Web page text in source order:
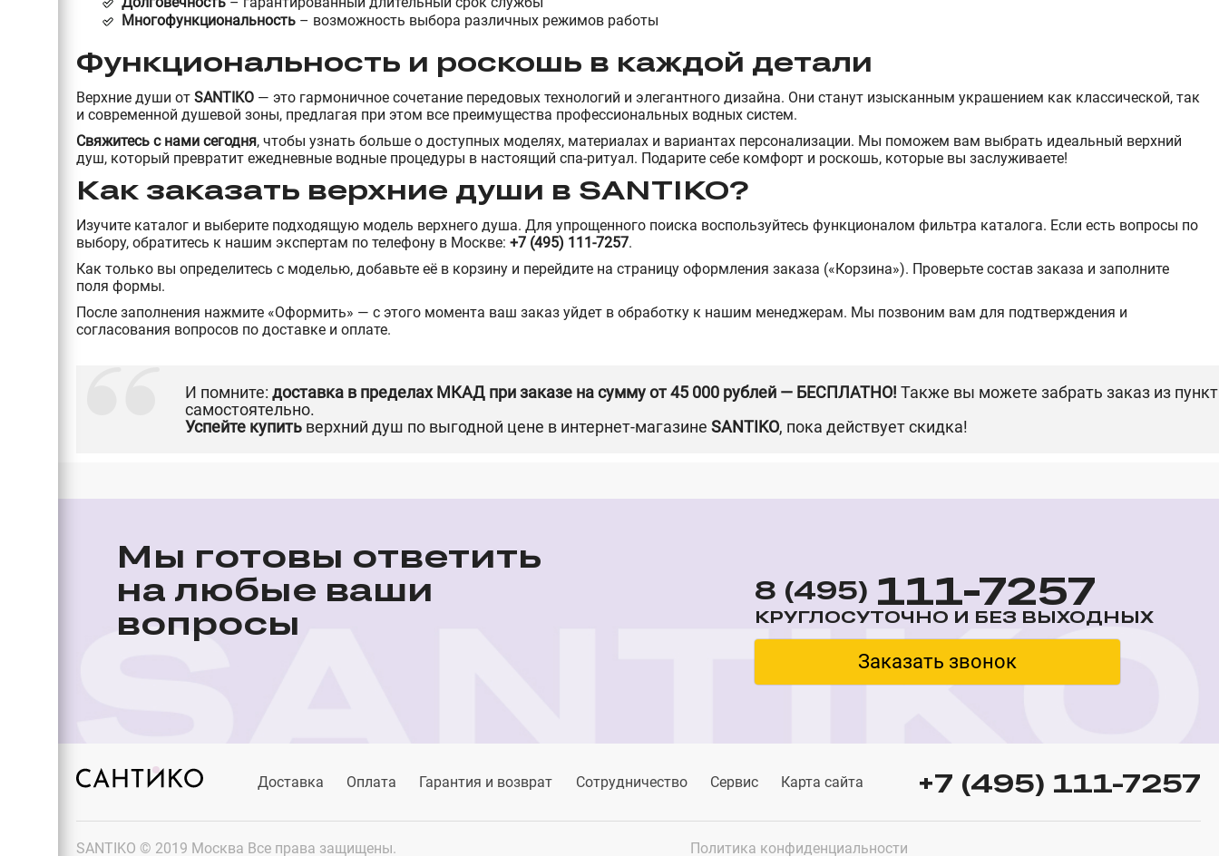
Многофункциональность – возможность выбора различных режимов работы
Функциональность и роскошь в каждой детали
Верхние души от SANTIKO — это гармоничное сочетание передовых технологий и элегантного дизайна. Они станут изысканным украшением как классической, так
и современной душевой зоны, предлагая при этом все преимущества профессиональных водных систем.
Свяжитесь с нами сегодня, чтобы узнать больше о доступных моделях, материалах и вариантах персонализации. Мы поможем вам выбрать идеальный верхний
душ, который превратит ежедневные водные процедуры в настоящий спа-ритуал. Подарите себе комфорт и роскошь, которые вы заслуживаете!
Как заказать верхние души в SANTIKO?
Изучите каталог и выберите подходящую модель верхнего душа. Для упрощенного поиска воспользуйтесь функционалом фильтра каталога. Если есть вопросы по
выбору, обратитесь к нашим экспертам по телефону в Москве: +7 (495) 111-7257.
Как только вы определитесь с моделью, добавьте её в корзину и перейдите на страницу оформления заказа («Корзина»). Проверьте состав заказа и заполните
поля формы.
После заполнения нажмите «Оформить» — с этого момента ваш заказ уйдет в обработку к нашим менеджерам. Мы позвоним вам для подтверждения и
согласования вопросов по доставке и оплате.
И помните: доставка в пределах МКАД при заказе на сумму от 45 000 рублей — БЕСПЛАТНО! Также вы можете забрать заказ из
самостоятельно.
Успейте купить верхний душ по выгодной цене в интернет-магазине SANTIKO, пока действует скидка!
Мы готовы ответить
на любые ваши
вопросы
8 (495) 111-7257
КРУГЛОСУТОЧНО И БЕЗ ВЫХОДНЫХ
Заказать звонок
Доставка Оплата Гарантия и возврат Сотрудничество Сервис Карта сайта +7 (495) 111-7257
SANTIKO © 2019 Москва Все права защищены. Политика конфиденциальности